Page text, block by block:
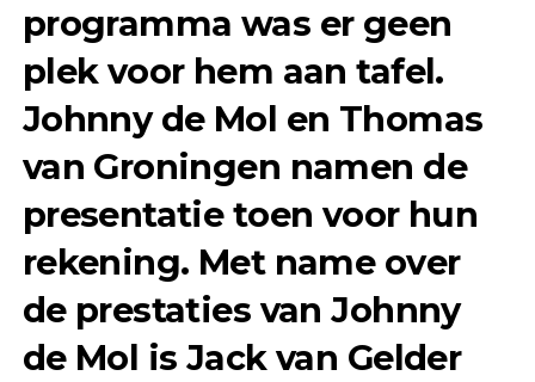
programma was er geen
plek voor hem aan tafel.
Johnny de Mol en Thomas
van Groningen namen de
presentatie toen voor hun
rekening. Met name over
de prestaties van Johnny
de Mol is Jack van Gelder